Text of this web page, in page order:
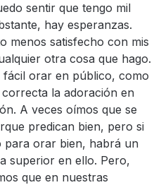
sentir que tengo mil
hay esperanzas.
menos satisfecho con mis
otra cosa que hago.
orar en público, como
la adoración en
A veces oímos que se
predican bien, pero si
para orar bien, habrá un
superior en ello. Pero,
que en nuestras